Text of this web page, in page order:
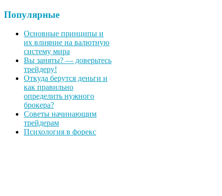
Популярные
Основные принципы и
их влияние на валютную
систему мира
Вы заняты? — доверьтесь
трейдеру!
Откуда берутся деньги и
как правильно
определить нужного
брокера?
Советы начинающим
трейдерам
Психология в форекс